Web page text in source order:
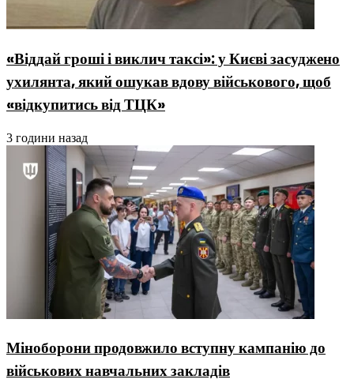
«Віддай гроші і виклич таксі»: у Києві засуджено
ухилянта, який ошукав вдову військового, щоб
«відкупитись від ТЦК»
3 години назад
Міноборони продовжило вступну кампанію до
військових навчальних закладів